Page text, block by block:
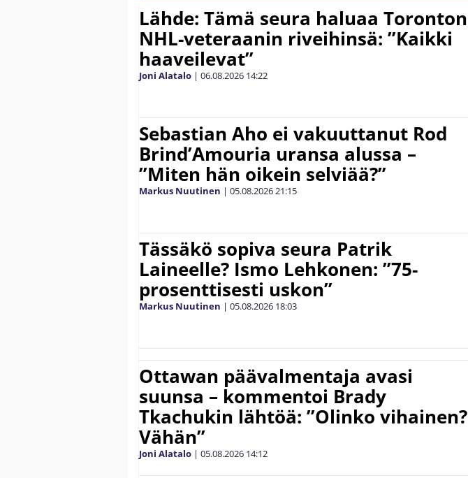
Lähde: Tämä seura haluaa Toronton
NHL-veteraanin riveihinsä: ”Kaikki
haaveilevat”
Joni Alatalo | 06.08.2026 14:22
Sebastian Aho ei vakuuttanut Rod
Brind’Amouria uransa alussa –
”Miten hän oikein selviää?”
Markus Nuutinen | 05.08.202621:15
Tässäkö sopiva seura Patrik
Laineelle? Ismo Lehkonen: ”75-
prosenttisesti uskon”
Markus Nuutinen | 05.08.2026 18:03
Ottawan päävalmentaja avasi
suunsa – kommentoi Brady
Tkachukin lähtöä: ”Olinko vihainen?
Vähän”
Joni Alatalo | 05.08.2026 14:12